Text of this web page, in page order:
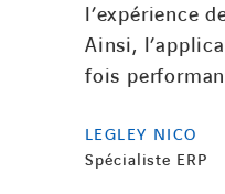
l’expérience
Ainsi,
fois
LEGLEY NICO
Spécialiste ERP